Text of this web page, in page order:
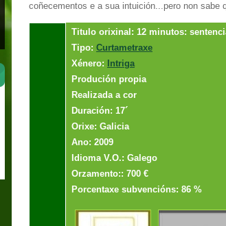
coñecementos e a sua intuición...pero non sabe
Titulo orixinal: 12 minutos:
Tipo: Curtametraxe
Xénero:
Intriga
Produción propia
Realizada a cor
Duración: 17´
Orixe: Galicia
Ano: 2009
Idioma V.O.: Galego
Orzamento:: 700 €
Porcentaxe subvencións: 86 %